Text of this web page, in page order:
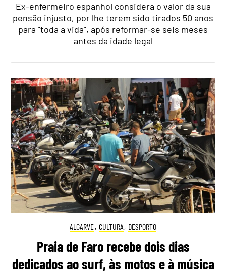
Ex-enfermeiro espanhol considera o valor da sua
pensão injusto, por lhe terem sido tirados 50 anos
para "toda a vida", após reformar-se seis meses
antes da idade legal
ALGARVE, CULTURA, DESPORTO
Praia de Faro recebe dois dias
dedicados ao surf, às motos e à música